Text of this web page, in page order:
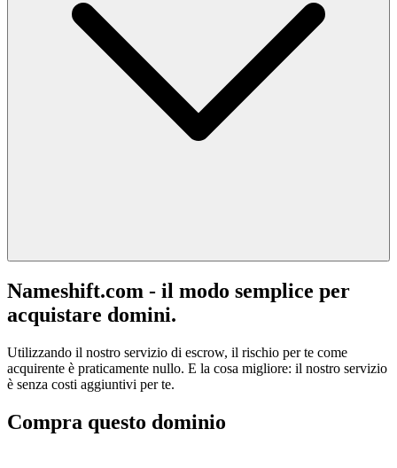
Nameshift.com - il modo semplice per
acquistare domini.
Utilizzando il nostro servizio di escrow, il rischio per te come
acquirente è praticamente nullo. E la cosa migliore: il nostro servizio
è senza costi aggiuntivi per te.
Compra questo dominio